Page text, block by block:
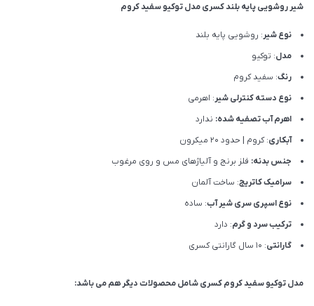
شیر روشویی پایه بلند کسری مدل توکیو سفید کروم
نوع شیر: روشویی پایه بلند
مدل: توکیو
رنگ: سفید کروم
نوع دسته کنترلی شیر: اهرمی
اهرم آب تصفیه شده: ندارد
آبکاری: کروم | حدود 20 میکرون
جنس بدنه: فلز برنج و آلیاژهای مس و روی مرغوب
سرامیک کاتریج: ساخت آلمان
نوع اسپری سری شیر آب: ساده
ترکیب سرد و گرم: دارد
گارانتی: 10 سال گارانتی کسری
مدل توکیو سفید کروم کسری شامل محصولات دیگر هم می باشد: